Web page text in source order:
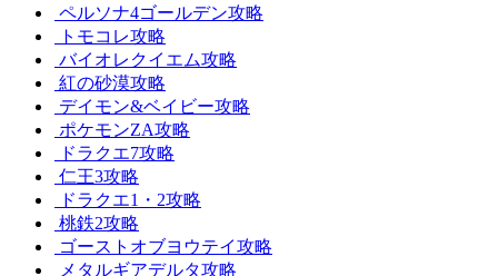
ペルソナ4ゴールデン攻略
トモコレ攻略
バイオレクイエム攻略
紅の砂漠攻略
デイモン&ベイビー攻略
ポケモンZA攻略
ドラクエ7攻略
仁王3攻略
ドラクエ1・2攻略
桃鉄2攻略
ゴーストオブヨウテイ攻略
メタルギアデルタ攻略